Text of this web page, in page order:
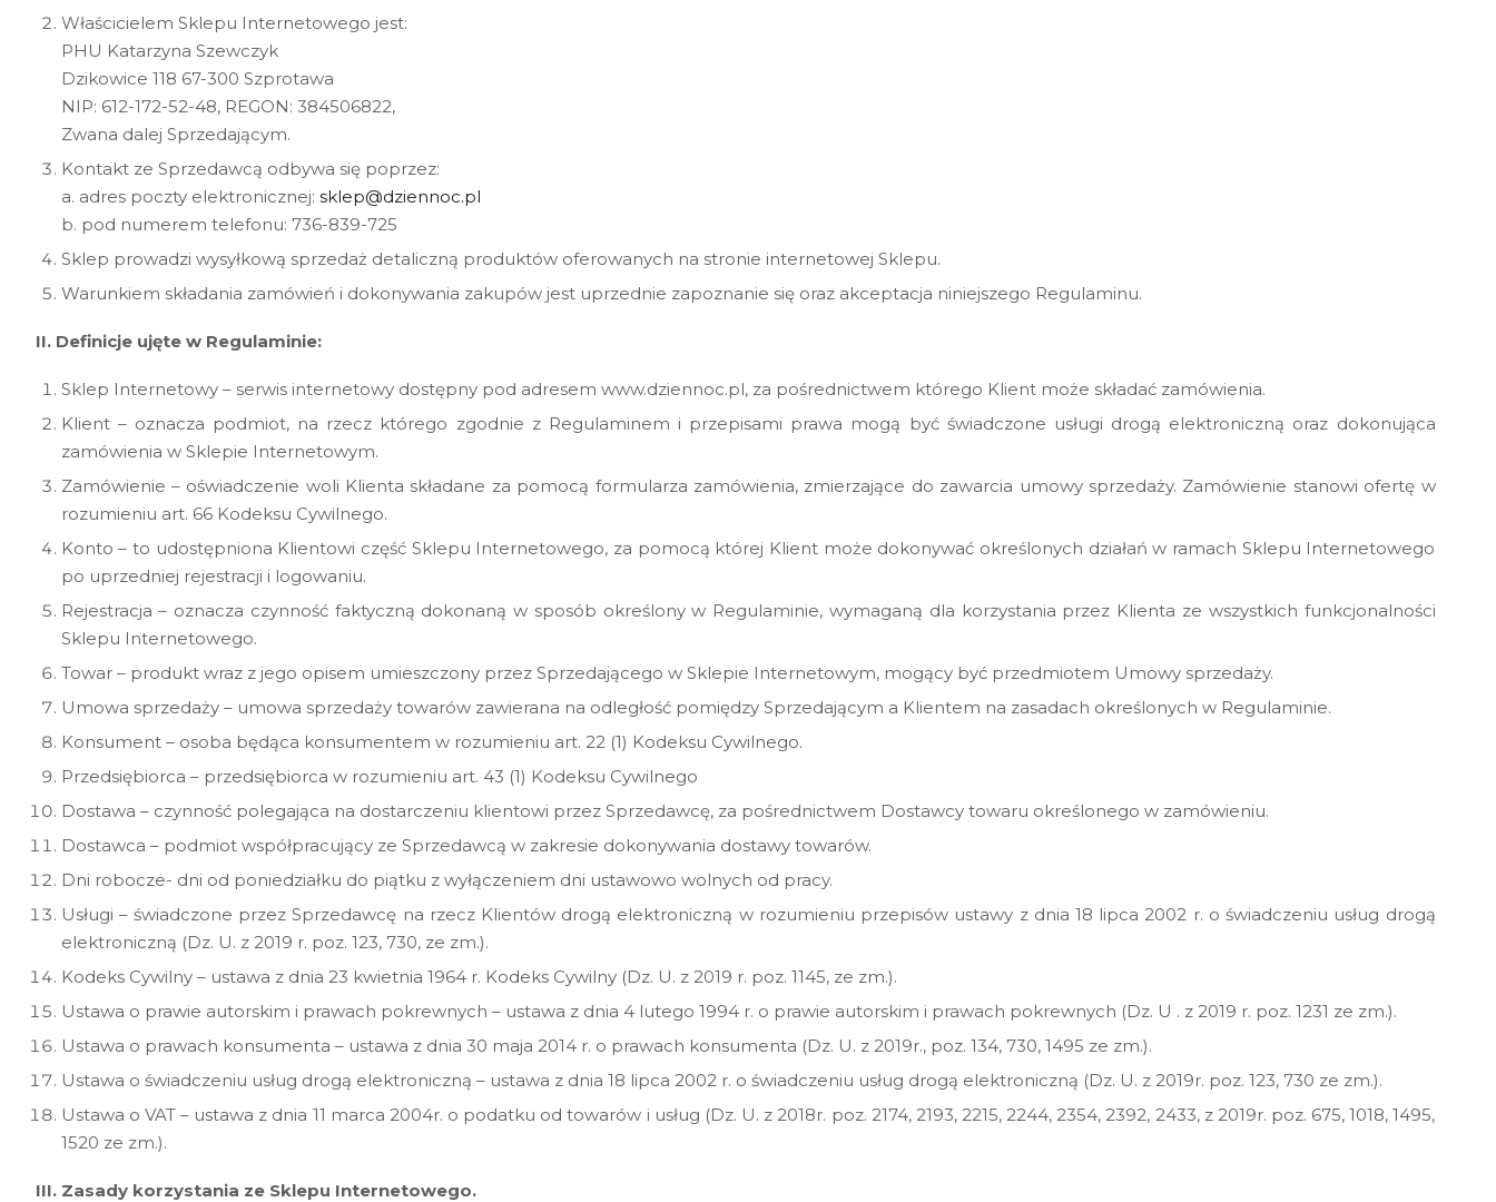
Właścicielem Sklepu Internetowego jest:
PHU Katarzyna Szewczyk
Dzikowice 118 67-300 Szprotawa
NIP: 612-172-52-48, REGON: 384506822,
Zwana dalej Sprzedającym.
Kontakt ze Sprzedawcą odbywa się poprzez:
a. adres poczty elektronicznej: sklep@dziennoc.pl
b. pod numerem telefonu: 736-839-725
Sklep prowadzi wysyłkową sprzedaż detaliczną produktów oferowanych na stronie internetowej Sklepu.
Warunkiem składania zamówień i dokonywania zakupów jest uprzednie zapoznanie się oraz akceptacja niniejszego Regulaminu.
II. Definicje ujęte w Regulaminie:
Sklep Internetowy – serwis internetowy dostępny pod adresem www.dziennoc.pl, za pośrednictwem którego Klient może składać zamówienia.
Klient – oznacza podmiot, na rzecz którego zgodnie z Regulaminem i przepisami prawa mogą być świadczone usługi drogą elektroniczną oraz dokonująca
zamówienia w Sklepie Internetowym.
Zamówienie – oświadczenie woli Klienta składane za pomocą formularza zamówienia, zmierzające do zawarcia umowy sprzedaży. Zamówienie stanowi ofertę w
rozumieniu art. 66 Kodeksu Cywilnego.
Konto – to udostępniona Klientowi część Sklepu Internetowego, za pomocą której Klient może dokonywać określonych działań w ramach Sklepu Internetowego
po uprzedniej rejestracji i logowaniu.
Rejestracja – oznacza czynność faktyczną dokonaną w sposób określony w Regulaminie, wymaganą dla korzystania przez Klienta ze wszystkich funkcjonalności
Sklepu Internetowego.
Towar – produkt wraz z jego opisem umieszczony przez Sprzedającego w Sklepie Internetowym, mogący być przedmiotem Umowy sprzedaży.
Umowa sprzedaży – umowa sprzedaży towarów zawierana na odległość pomiędzy Sprzedającym a Klientem na zasadach określonych w Regulaminie.
Konsument – osoba będąca konsumentem w rozumieniu art. 22 (1) Kodeksu Cywilnego.
Przedsiębiorca – przedsiębiorca w rozumieniu art. 43 (1) Kodeksu Cywilnego
Dostawa – czynność polegająca na dostarczeniu klientowi przez Sprzedawcę, za pośrednictwem Dostawcy towaru określonego w zamówieniu.
Dostawca – podmiot współpracujący ze Sprzedawcą w zakresie dokonywania dostawy towarów.
Dni robocze- dni od poniedziałku do piątku z wyłączeniem dni ustawowo wolnych od pracy.
Usługi – świadczone przez Sprzedawcę na rzecz Klientów drogą elektroniczną w rozumieniu przepisów ustawy z dnia 18 lipca 2002 r. o świadczeniu usług drogą
elektroniczną (Dz. U. z 2019 r. poz. 123, 730, ze zm.).
Kodeks Cywilny – ustawa z dnia 23 kwietnia 1964 r. Kodeks Cywilny (Dz. U. z 2019 r. poz. 1145, ze zm.).
Ustawa o prawie autorskim i prawach pokrewnych – ustawa z dnia 4 lutego 1994 r. o prawie autorskim i prawach pokrewnych (Dz. U . z 2019 r. poz. 1231 ze zm.).
Ustawa o prawach konsumenta – ustawa z dnia 30 maja 2014 r. o prawach konsumenta (Dz. U. z 2019r., poz. 134, 730, 1495 ze zm.).
Ustawa o świadczeniu usług drogą elektroniczną – ustawa z dnia 18 lipca 2002 r. o świadczeniu usług drogą elektroniczną (Dz. U. z 2019r. poz. 123, 730 ze zm.).
Ustawa o VAT – ustawa z dnia 11 marca 2004r. o podatku od towarów i usług (Dz. U. z 2018r. poz. 2174, 2193, 2215, 2244, 2354, 2392, 2433, z 2019r. poz. 675, 1018, 1495,
1520 ze zm.).
III. Zasady korzystania ze Sklepu Internetowego.